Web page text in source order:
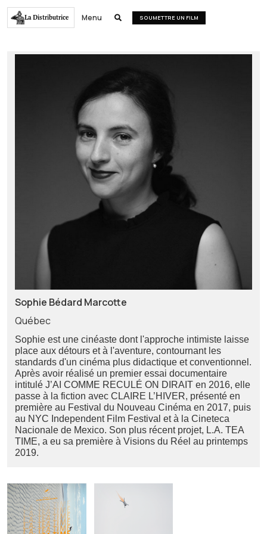
La Distributrice Menu  SOUMETTRE UN FILM
Sophie Bédard Marcotte
Québec
Sophie est une cinéaste dont l'approche intimiste laisse
place aux détours et à l'aventure, contournant les
standards d'un cinéma plus didactique et conventionnel.
Après avoir réalisé un premier essai documentaire
intitulé J’AI COMME RECULÉ ON DIRAIT en 2016, elle
passe à la fiction avec CLAIRE L’HIVER, présenté en
première au Festival du Nouveau Cinéma en 2017, puis
au NYC Independent Film Festival et à la Cineteca
Nacionale de Mexico. Son plus récent projet, L.A. TEA
TIME, a eu sa première à Visions du Réel au printemps
2019.